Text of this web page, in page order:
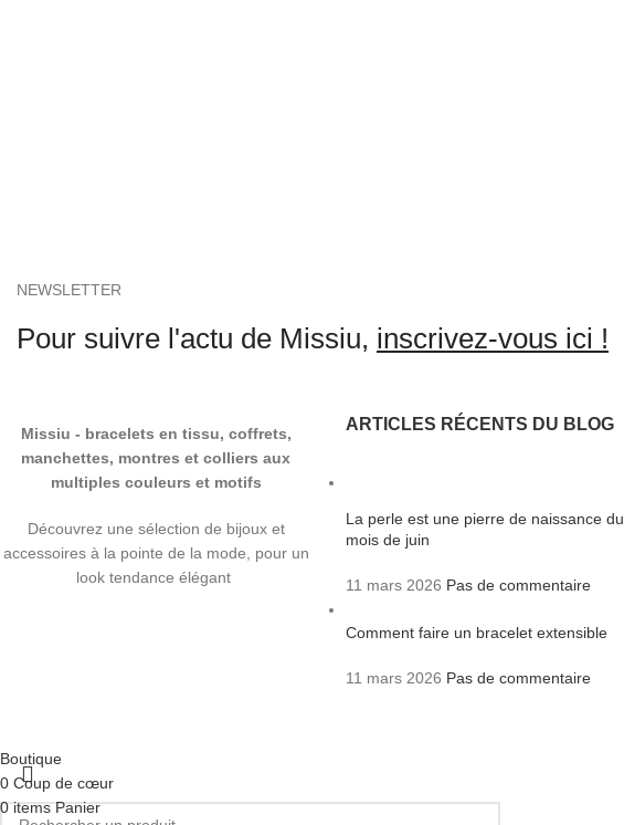
NEWSLETTER
Pour suivre l'actu de Missiu, inscrivez-vous ici !
Missiu - bracelets en tissu, coffrets,
manchettes, montres et colliers aux
multiples couleurs et motifs
Découvrez une sélection de bijoux et
accessoires à la pointe de la mode, pour un
look tendance élégant
ARTICLES RÉCENTS DU BLOG
La perle est une pierre de naissance du
mois de juin
11 mars 2026 Pas de commentaire
Comment faire un bracelet extensible
11 mars 2026 Pas de commentaire
Boutique
0 Coup de cœur
0items Panier